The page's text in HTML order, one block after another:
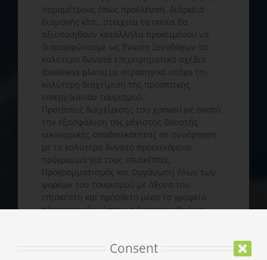
παραμέτρους όπως προέλευση, διάρκεια
διαμονής κλπ., στοιχεία τα οποία θα
αξιοποιηθούν κατάλληλα προκειμένου να
διαμορφώνουμε ως Ένωση Ξενοδόχων τα
καλύτερα δυνατά επιχειρηματικά σχέδια
(business plans) με στρατηγικό στόχο την
καλύτερη διαχείριση της προοπτικής
εισερχόμενου τουρισμού.
Προτάσεις διαχείρισης του χρόνου με σκοπό
την εξασφάλιση της μέγιστης δυνατής
οικονομικής αποδοτικότητας σε συνάρτηση
με το καλύτερο δυνατό προτεινόμενο
πρόγραμμα για τους επισκέπτες.
Προγραμματισμός και Οργάνωση όλων των
φορέων του τουρισμού με άξονα τον
επισκέπτη και πρόσθετο μέσο το γραφείο
πληροφοριών, ώστε να διαμορφωθούν οι
Η οικονομική άνθηση θα επιφέρει θετικό
Consent